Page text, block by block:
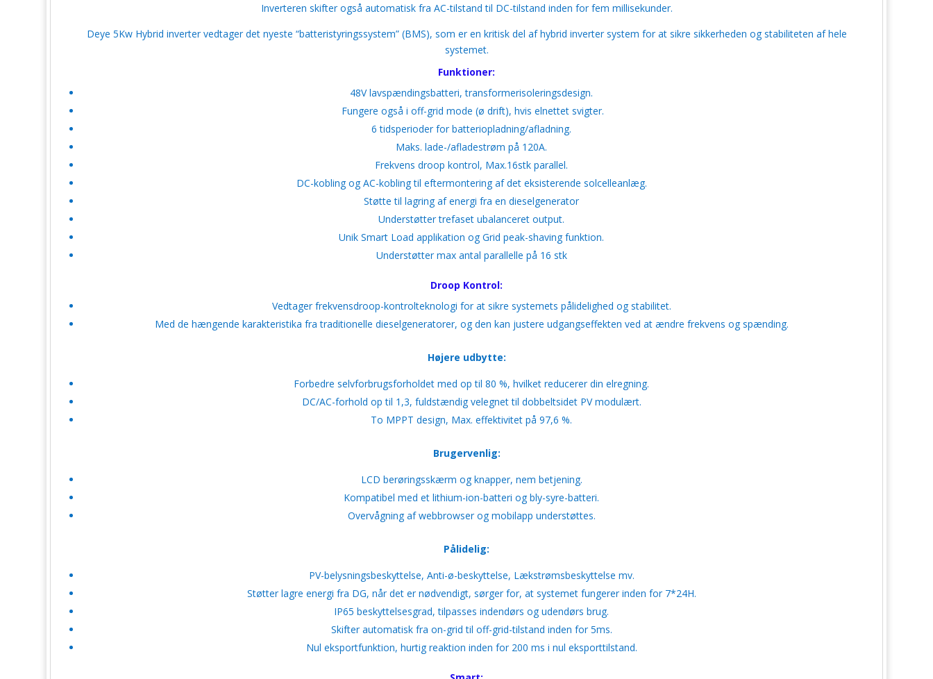
Inverteren skifter også automatisk fra AC-tilstand til DC-tilstand inden for fem millisekunder.
Deye 5Kw Hybrid inverter vedtager det nyeste “batteristyringssystem” (BMS), som er en kritisk del af hybrid inverter system for at sikre sikkerheden og stabiliteten af ​​hele
systemet.
Funktioner:
48V lavspændingsbatteri, transformerisoleringsdesign.
Fungere også i off-grid mode (ø drift), hvis elnettet svigter.
6 tidsperioder for batteriopladning/afladning.
Maks. lade-/afladestrøm på 120A.
Frekvens droop kontrol, Max.16stk parallel.
DC-kobling og AC-kobling til eftermontering af det eksisterende solcelleanlæg.
Støtte til lagring af energi fra en dieselgenerator
Understøtter trefaset ubalanceret output.
Unik Smart Load applikation og Grid peak-shaving funktion.
Understøtter max antal parallelle på 16 stk
Droop Kontrol:
Vedtager frekvensdroop-kontrolteknologi for at sikre systemets pålidelighed og stabilitet.
Med de hængende karakteristika fra traditionelle dieselgeneratorer, og den kan justere udgangseffekten ved at ændre frekvens og spænding.
Højere udbytte:
Forbedre selvforbrugsforholdet med op til 80 %, hvilket reducerer din elregning.
DC/AC-forhold op til 1,3, fuldstændig velegnet til dobbeltsidet PV modulært.
To MPPT design, Max. effektivitet på 97,6 %.
Brugervenlig:
LCD berøringsskærm og knapper, nem betjening.
Kompatibel med et lithium-ion-batteri og bly-syre-batteri.
Overvågning af webbrowser og mobilapp understøttes.
Pålidelig:
PV-belysningsbeskyttelse, Anti-ø-beskyttelse, Lækstrømsbeskyttelse mv.
Støtter lagre energi fra DG, når det er nødvendigt, sørger for, at systemet fungerer inden for 7*24H.
IP65 beskyttelsesgrad, tilpasses indendørs og udendørs brug.
Skifter automatisk fra on-grid til off-grid-tilstand inden for 5ms.
Nul eksportfunktion, hurtig reaktion inden for 200 ms i nul eksporttilstand.